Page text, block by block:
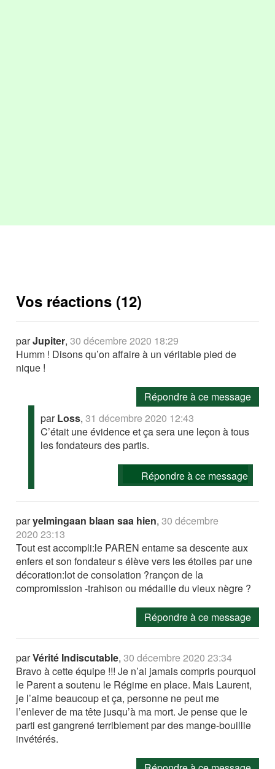
Vos réactions (12)
parJupiter,30 décembre 2020 18:29
Humm ! Disons qu’on affaire à un véritable pied de
nique !
Répondre à ce message
parLoss,31 décembre 2020 12:43
C’était une évidence et ça sera une leçon à tous
les fondateurs des partis.
Répondre à ce message
paryelmingaan blaan saa hien,30 décembre
2020 23:13
Tout est accompli:le PAREN entame sa descente aux
enfers et son fondateur s élève vers les étoiles par une
décoration:lot de consolation ?rançon de la
compromission -trahison ou médaille du vieux nègre ?
Répondre à ce message
parVérité Indiscutable,30 décembre 2020 23:34
Bravo à cette équipe !!! Je n’ai jamais compris pourquoi
le Parent a soutenu le Régime en place. Mais Laurent,
je l’aime beaucoup et ça, personne ne peut me
l’enlever de ma tête jusqu’à ma mort. Je pense que le
parti est gangrené terriblement par des mange-bouillie
invétérés.